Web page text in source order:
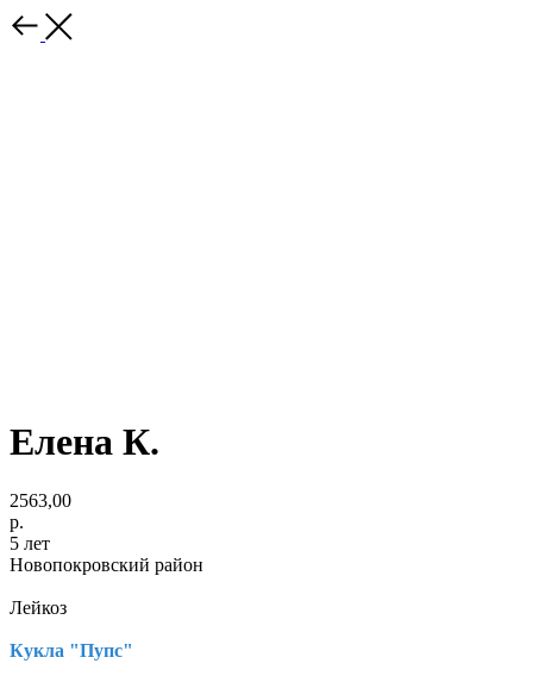
Елена К.
2563,00
р.
5 лет
Новопокровский район
Лейкоз
Кукла "Пупс"